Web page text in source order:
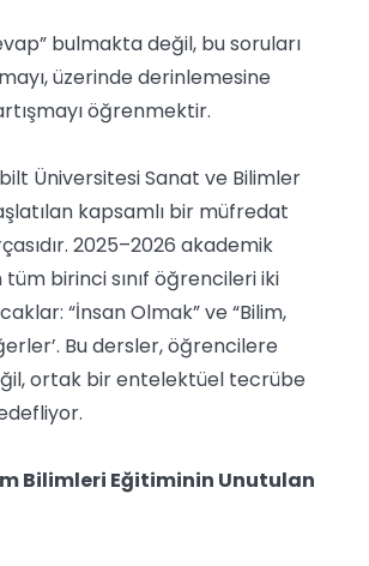
bulmakta değil, bu soruları
üzerinde derinlemesine
öğrenmektir.
Üniversitesi Sanat ve Bilimler
kapsamlı bir müfredat
2025–2026 akademik
tüm birinci sınıf öğrencileri iki
“İnsan Olmak” ve “Bilim,
Bu dersler, öğrencilere
ortak bir entelektüel tecrübe
Bilimleri Eğitiminin Unutulan